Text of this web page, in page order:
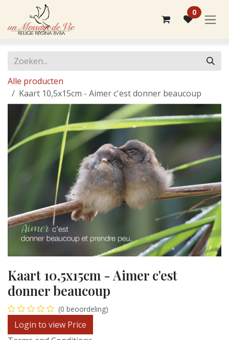
Overslaan naar inhoud
0
Alle producten
Kaart 10,5x15cm - Aimer c'est donner beaucoup
Kaart 10,5x15cm - Aimer c'est
donner beaucoup
(0 beoordeling)
Login to view Price